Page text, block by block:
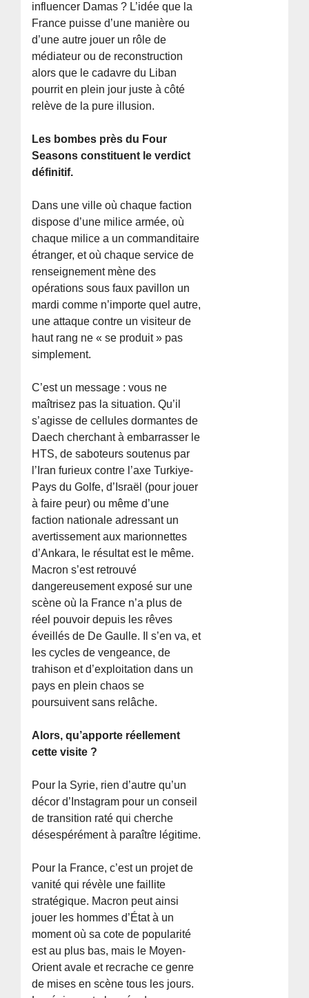
influencer Damas ? L’idée que la
France puisse d’une manière ou
d’une autre jouer un rôle de
médiateur ou de reconstruction
alors que le cadavre du Liban
pourrit en plein jour juste à côté
relève de la pure illusion.
Les bombes près du Four
Seasons constituent le verdict
définitif.
Dans une ville où chaque faction
dispose d’une milice armée, où
chaque milice a un commanditaire
étranger, et où chaque service de
renseignement mène des
opérations sous faux pavillon un
mardi comme n’importe quel autre,
une attaque contre un visiteur de
haut rang ne « se produit » pas
simplement.
C’est un message : vous ne
maîtrisez pas la situation. Qu’il
s’agisse de cellules dormantes de
Daech cherchant à embarrasser le
HTS, de saboteurs soutenus par
l’Iran furieux contre l’axe Turkiye-
Pays du Golfe, d’Israël (pour jouer
à faire peur) ou même d’une
faction nationale adressant un
avertissement aux marionnettes
d’Ankara, le résultat est le même.
Macron s’est retrouvé
dangereusement exposé sur une
scène où la France n’a plus de
réel pouvoir depuis les rêves
éveillés de De Gaulle. Il s’en va, et
les cycles de vengeance, de
trahison et d’exploitation dans un
pays en plein chaos se
poursuivent sans relâche.
Alors, qu’apporte réellement
cette visite ?
Pour la Syrie, rien d’autre qu’un
décor d’Instagram pour un conseil
de transition raté qui cherche
désespérément à paraître légitime.
Pour la France, c’est un projet de
vanité qui révèle une faillite
stratégique. Macron peut ainsi
jouer les hommes d’État à un
moment où sa cote de popularité
est au plus bas, mais le Moyen-
Orient avale et recrache ce genre
de mises en scène tous les jours.